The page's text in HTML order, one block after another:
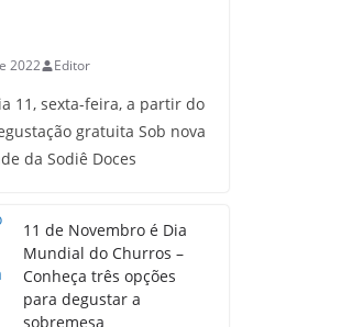
2022 Editor
11, sexta-feira, a partir do
gratuita Sob nova
da Sodiê Doces
11 de Novembro é Dia
Mundial do Churros –
Conheça três opções
para degustar a
sobremesa